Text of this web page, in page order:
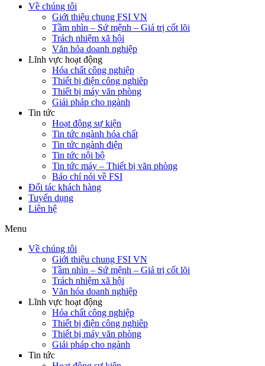
Về chúng tôi
Giới thiệu chung FSI VN
Tầm nhìn – Sứ mệnh – Giá trị cốt lõi
Trách nhiệm xã hội
Văn hóa doanh nghiệp
Lĩnh vực hoạt động
Hóa chất công nghiệp
Thiết bị điện công nghiêp
Thiết bị máy văn phòng
Giải pháp cho ngành
Tin tức
Hoạt động sự kiện
Tin tức ngành hóa chất
Tin tức ngành điện
Tin tức nội bộ
Tin tức máy – Thiết bị văn phòng
Báo chí nói về FSI
Đối tác khách hàng
Tuyển dụng
Liên hệ
Menu
Về chúng tôi
Giới thiệu chung FSI VN
Tầm nhìn – Sứ mệnh – Giá trị cốt lõi
Trách nhiệm xã hội
Văn hóa doanh nghiệp
Lĩnh vực hoạt động
Hóa chất công nghiệp
Thiết bị điện công nghiêp
Thiết bị máy văn phòng
Giải pháp cho ngành
Tin tức